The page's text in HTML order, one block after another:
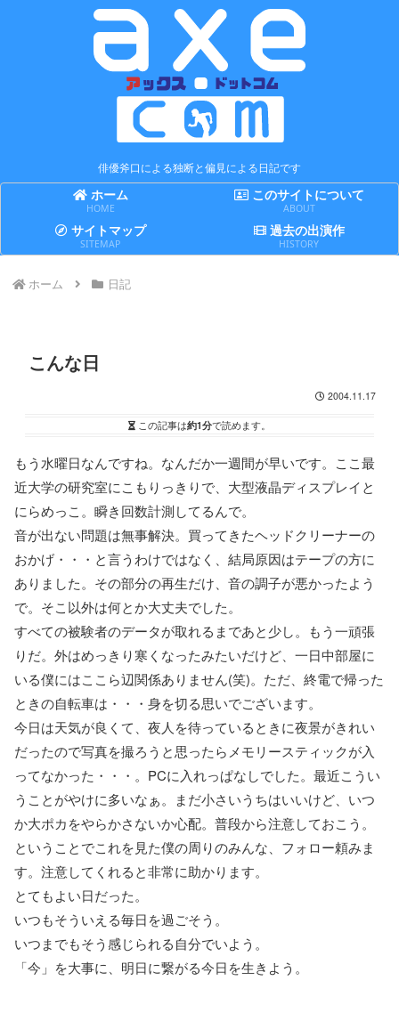
俳優斧口による独断と偏見による日記です
ホーム
HOME
このサイトについて
ABOUT
サイトマップ
SITEMAP
過去の出演作
HISTORY
ホーム 日記
こんな日
2004.11.17
この記事は約1分で読めます。
もう水曜日なんですね。なんだか一週間が早いです。ここ最
近大学の研究室にこもりっきりで、大型液晶ディスプレイと
にらめっこ。瞬き回数計測してるんで。
音が出ない問題は無事解決。買ってきたヘッドクリーナーの
おかげ・・・と言うわけではなく、結局原因はテープの方に
ありました。その部分の再生だけ、音の調子が悪かったよう
で。そこ以外は何とか大丈夫でした。
すべての被験者のデータが取れるまであと少し。もう一頑張
りだ。外はめっきり寒くなったみたいだけど、一日中部屋に
いる僕にはここら辺関係ありません(笑)。ただ、終電で帰った
ときの自転車は・・・身を切る思いでございます。
今日は天気が良くて、夜人を待っているときに夜景がきれい
だったので写真を撮ろうと思ったらメモリースティックが入
ってなかった・・・。PCに入れっぱなしでした。最近こうい
うことがやけに多いなぁ。まだ小さいうちはいいけど、いつ
か大ポカをやらかさないか心配。普段から注意しておこう。
ということでこれを見た僕の周りのみんな、フォロー頼みま
す。注意してくれると非常に助かります。
とてもよい日だった。
いつもそういえる毎日を過ごそう。
いつまでもそう感じられる自分でいよう。
「今」を大事に、明日に繋がる今日を生きよう。